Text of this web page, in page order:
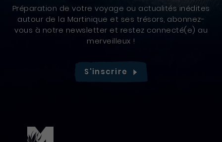
Préparation de votre voyage ou actualités inédites
autour de la Martinique et ses trésors, abonnez-
vous à notre newsletter et restez connecté(e) au
merveilleux !
S'inscrire